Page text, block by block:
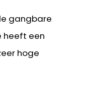
gangbare
heeft een
hoge